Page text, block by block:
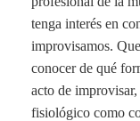
tenga interés en
improvisamos.
conocer de qué
acto de
fisiológico como